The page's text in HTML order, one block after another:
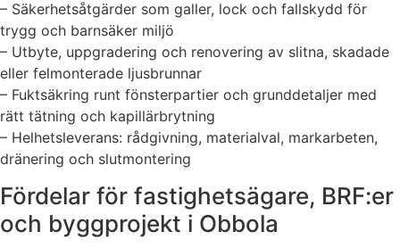
– Säkerhetsåtgärder som galler, lock och fallskydd för
trygg och barnsäker miljö
– Utbyte, uppgradering och renovering av slitna, skadade
eller felmonterade ljusbrunnar
– Fuktsäkring runt fönsterpartier och grunddetaljer med
rätt tätning och kapillärbrytning
– Helhetsleverans: rådgivning, materialval, markarbeten,
dränering och slutmontering
Fördelar för fastighetsägare, BRF:er
och byggprojekt i Obbola